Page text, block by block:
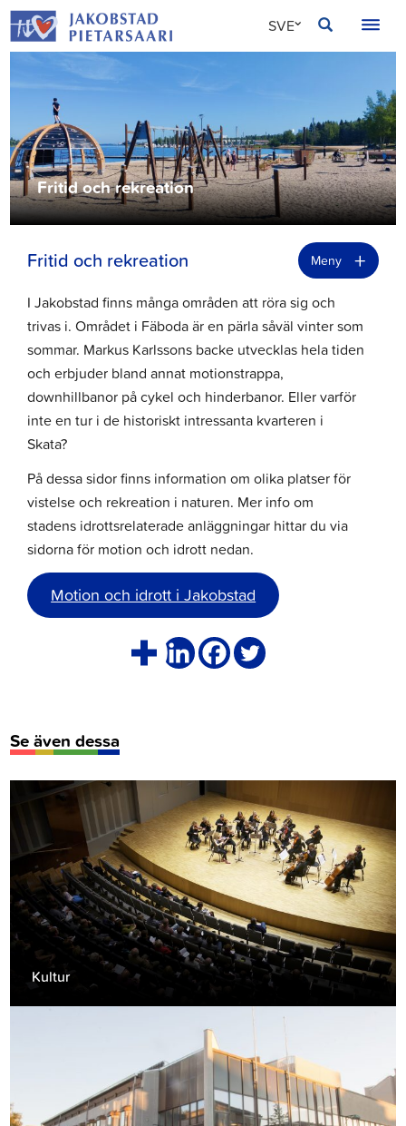
Hoppa
till
innehållet
SVE
Fritid och rekreation
Fritid och rekreation Meny +
I Jakobstad finns många områden att röra sig och
trivas i. Området i Fäboda är en pärla såväl vinter som
sommar. Markus Karlssons backe utvecklas hela tiden
och erbjuder bland annat motionstrappa,
downhillbanor på cykel och hinderbanor. Eller varför
inte en tur i de historiskt intressanta kvarteren i
Skata?
På dessa sidor finns information om olika platser för
vistelse och rekreation i naturen. Mer info om
stadens idrottsrelaterade anläggningar hittar du via
sidorna för motion och idrott nedan.
Motion och idrott i Jakobstad
Se även dessa
Kultur